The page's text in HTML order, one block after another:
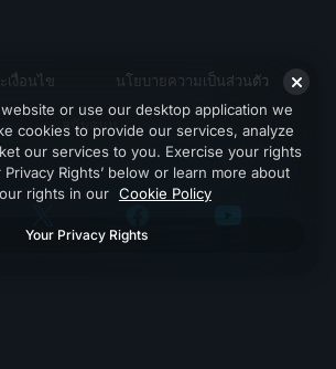
งื่อนไข นโยบายความเป็นส่วนตัว
สนับสนุน
or use our desktop application we
cookies to provide our services, analyze
our services to you. Exercise your rights
Privacy Rights’ below or learn more about
rights in our Cookie Policy
Your Privacy Rights